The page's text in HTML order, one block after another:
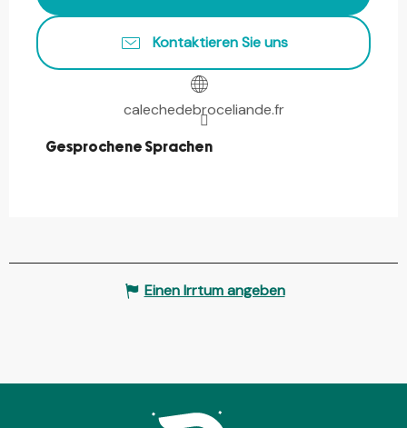
Kontaktieren Sie uns
calechedebroceliande.fr
Gesprochene Sprachen
Gesprochene Sprachen
Einen Irrtum angeben